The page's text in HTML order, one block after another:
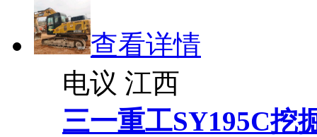
查看详情
电议 江西
三一重工SY195C挖